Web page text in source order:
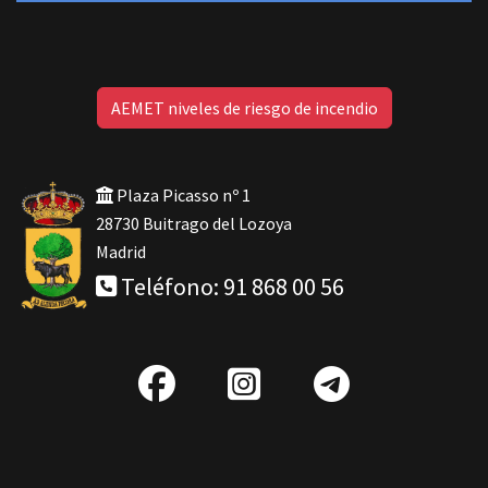
AEMET niveles de riesgo de incendio
Plaza Picasso nº 1
28730 Buitrago del Lozoya
Madrid
Teléfono: 91 868 00 56
fab
IG